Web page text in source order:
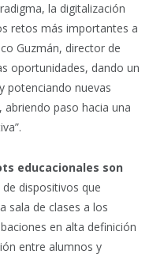
la digitalización
retos más importantes a
Guzmán, director de
oportunidades, dando un
potenciando nuevas
paso hacia una
educacionales son
de dispositivos que
sala de clases a los
en alta definición
entre alumnos y